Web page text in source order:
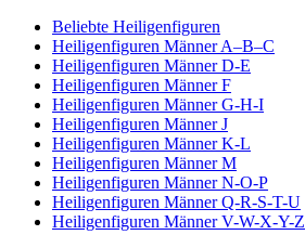
Beliebte Heiligenfiguren
Heiligenfiguren Männer A–B–C
Heiligenfiguren Männer D-E
Heiligenfiguren Männer F
Heiligenfiguren Männer G-H-I
Heiligenfiguren Männer J
Heiligenfiguren Männer K-L
Heiligenfiguren Männer M
Heiligenfiguren Männer N-O-P
Heiligenfiguren Männer Q-R-S-T-U
Heiligenfiguren Männer V-W-X-Y-Z